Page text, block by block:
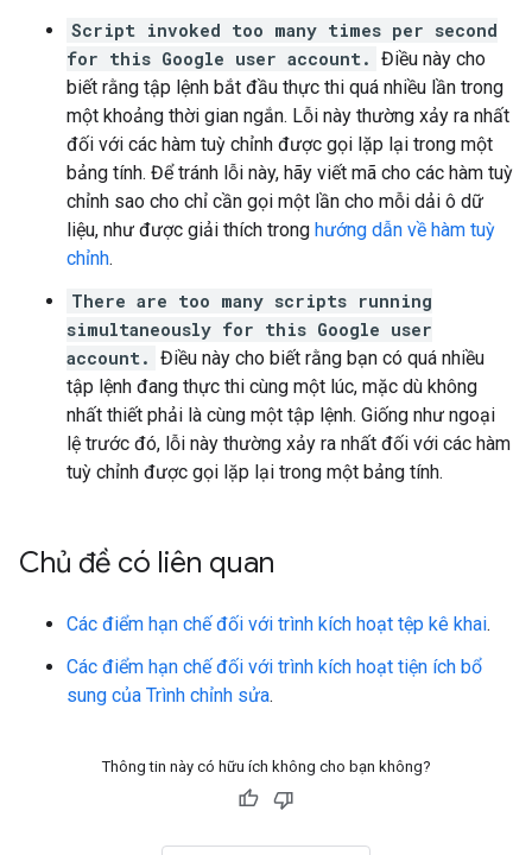
Script invoked too many times per second
for this Google user account. Điều này cho
biết rằng tập lệnh bắt đầu thực thi quá nhiều lần trong
một khoảng thời gian ngắn. Lỗi này thường xảy ra nhất
đối với các hàm tuỳ chỉnh được gọi lặp lại trong một
bảng tính. Để tránh lỗi này, hãy viết mã cho các hàm tuỳ
chỉnh sao cho chỉ cần gọi một lần cho mỗi dải ô dữ
liệu, như được giải thích trong hướng dẫn về hàm tuỳ
chỉnh.
There are too many scripts running
simultaneously for this Google user
account. Điều này cho biết rằng bạn có quá nhiều
tập lệnh đang thực thi cùng một lúc, mặc dù không
nhất thiết phải là cùng một tập lệnh. Giống như ngoại
lệ trước đó, lỗi này thường xảy ra nhất đối với các hàm
tuỳ chỉnh được gọi lặp lại trong một bảng tính.
Chủ đề có liên quan
Các điểm hạn chế đối với trình kích hoạt tệp kê khai.
Các điểm hạn chế đối với trình kích hoạt tiện ích bổ
sung của Trình chỉnh sửa.
Thông tin này có hữu ích không cho bạn không?